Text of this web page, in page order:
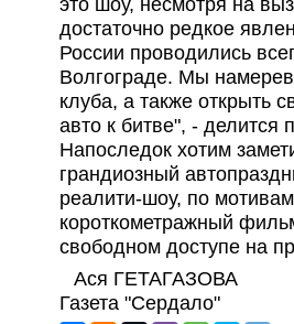
это шоу, несмотря на
достаточно редкое
России проводились
Волгограде. Мы
клуба, а также открыть
авто к битве", -
Напоследок хотим
грандиозный
реалити-шоу, по
короткометражный
свободном доступе на
Ася ГЕТАГАЗОВА
Газета "Сердало"